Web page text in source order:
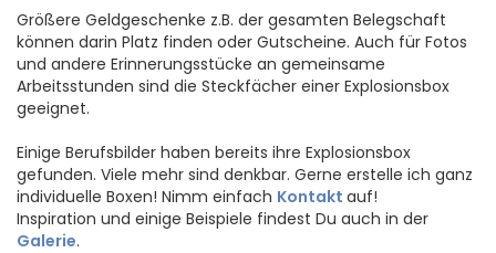
Größere Geldgeschenke z.B. der gesamten Belegschaft
können darin Platz finden oder Gutscheine. Auch für Fotos
und andere Erinnerungsstücke an gemeinsame
Arbeitsstunden sind die Steckfächer einer Explosionsbox
geeignet.
Einige Berufsbilder haben bereits ihre Explosionsbox
gefunden. Viele mehr sind denkbar. Gerne erstelle ich ganz
individuelle Boxen! Nimm einfach Kontakt auf!
Inspiration und einige Beispiele findest Du auch in der
Galerie.